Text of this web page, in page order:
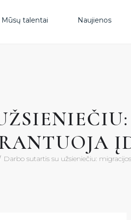
Mūsų talentai Naujienos
Darbo sutartis su užsieniečiu:
DUK